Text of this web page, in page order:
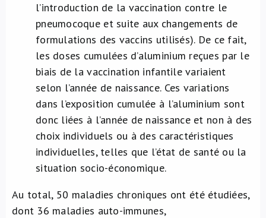
l’introduction de la vaccination contre le
pneumocoque et suite aux changements de
formulations des vaccins utilisés). De ce fait,
les doses cumulées d’aluminium reçues par le
biais de la vaccination infantile variaient
selon l’année de naissance. Ces variations
dans l’exposition cumulée à l’aluminium sont
donc liées à l’année de naissance et non à des
choix individuels ou à des caractéristiques
individuelles, telles que l’état de santé ou la
situation socio-économique.
Au total, 50 maladies chroniques ont été étudiées,
dont 36 maladies auto-immunes,